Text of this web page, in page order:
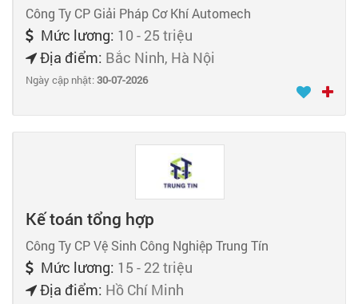
Công Ty CP Giải Pháp Cơ Khí Automech
Mức lương: 10 - 25 triệu
Địa điểm: Bắc Ninh, Hà Nội
Ngày cập nhật:30-07-2026
Kế toán tổng hợp
Công Ty CP Vệ Sinh Công Nghiệp Trung Tín
Mức lương: 15 - 22 triệu
Địa điểm: Hồ Chí Minh